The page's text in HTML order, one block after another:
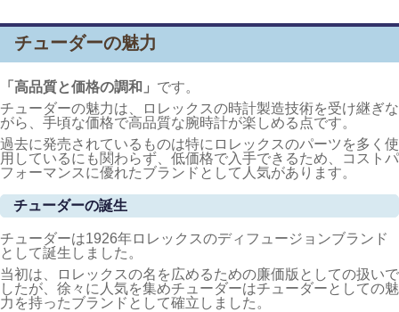
チューダーの魅力
「高品質と価格の調和」 です。
チューダーの魅力は、ロレックスの時計製造技術を受け継ぎな
がら、手頃な価格で高品質な腕時計が楽しめる点です。
過去に発売されているものは特にロレックスのパーツを多く使
用しているにも関わらず、低価格で入手できるため、コストパ
フォーマンスに優れたブランドとして人気があります。
チューダーの誕生
チューダーは1926年ロレックスのディフュージョンブランド
として誕生しました。
当初は、ロレックスの名を広めるための廉価版としての扱いで
したが、徐々に人気を集めチューダーはチューダーとしての魅
力を持ったブランドとして確立しました。